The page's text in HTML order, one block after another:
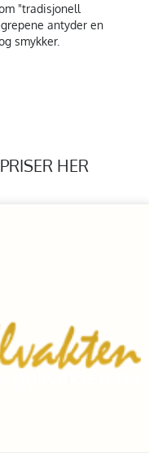
"tradisjonell
antyder en
smykker.
HER